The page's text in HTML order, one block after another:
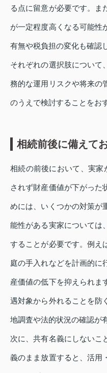
る点に留意が必要です。ま
が一定程度高くなる可能性
有無や税負担の変化も確認
それぞれの選択肢について
務的な運用リスクや将来の
のうえで検討することをお
相続前後に備えて
相続の前後において、実家
されず財産価値が下がった
めには、いくつかの対策が
能性がある実家については
することが必要です。例え
庭の手入れなどを計画的に
産価値の低下を抑えられま
遇対象から外れることを防
地調査や法的状況の確認が
次に、共有名義にしないこ
義のまま放置すると、活用